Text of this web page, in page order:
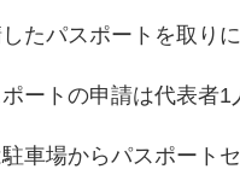
たパスポートを取り
ートの申請は代表者
車場からパスポート